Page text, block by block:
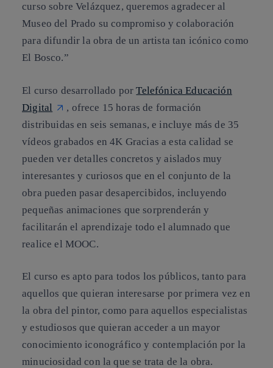
curso sobre Velázquez, queremos agradecer al
Museo del Prado su compromiso y colaboración
para difundir la obra de un artista tan icónico como
El Bosco.”
El curso desarrollado porTelefónica Educación
Digital
, ofrece 15 horas de formación
distribuidas en seis semanas, e incluye más de 35
vídeos grabados en 4K Gracias a esta calidad se
pueden ver detalles concretos y aislados muy
interesantes y curiosos que en el conjunto de la
obra pueden pasar desapercibidos, incluyendo
pequeñas animaciones que sorprenderán y
facilitarán el aprendizaje todo el alumnado que
realice el MOOC.
El curso es apto para todos los públicos, tanto para
aquellos que quieran interesarse por primera vez en
la obra del pintor, como para aquellos especialistas
y estudiosos que quieran acceder a un mayor
conocimiento iconográfico y contemplación por la
minuciosidad con la que se trata de la obra.